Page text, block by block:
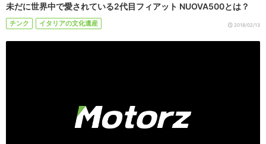
未だに世界中で愛されている2代目フィアット NUOVA500とは？
チンク イタリアの文化遺産 2018/02/13